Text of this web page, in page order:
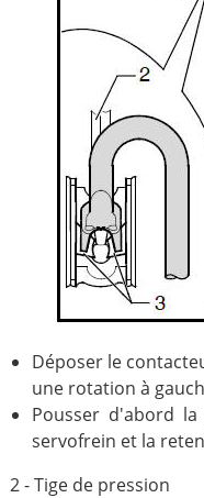
Déposer le
une rotation à
Pousser d'abord
servofrein et la
2 - Tige de pression